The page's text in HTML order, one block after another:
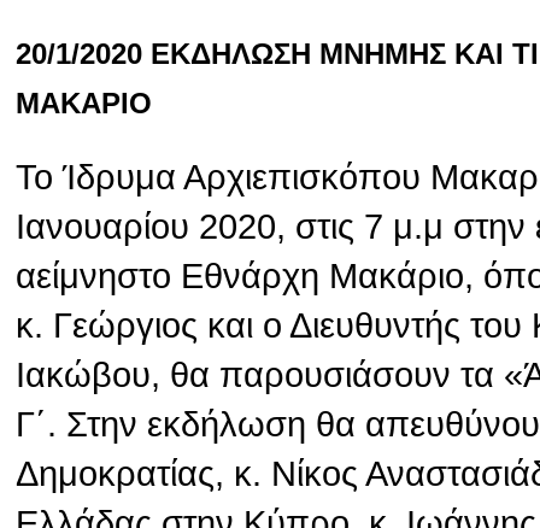
20/1/2020 ΕΚΔΗΛΩΣΗ ΜΝΗΜΗΣ ΚΑΙ
ΜΑΚΑΡΙΟ
Το Ίδρυμα Αρχιεπισκόπου
Ιανουαρίου 2020, στις 7 μ.μ
αείμνηστο Εθνάρχη Μακάριο,
κ. Γεώργιος και ο Διευθυντής
Ιακώβου, θα παρουσιάσουν τα
Γ΄. Στην εκδήλωση θα
Δημοκρατίας, κ. Νίκος